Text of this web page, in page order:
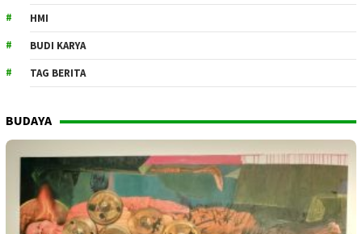
HMI
BUDI KARYA
TAG BERITA
BUDAYA